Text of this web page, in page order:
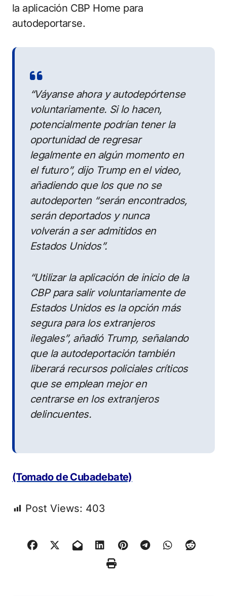
la aplicación CBP Home para
autodeportarse.
“Váyanse ahora y autodepórtense
voluntariamente. Si lo hacen,
potencialmente podrían tener la
oportunidad de regresar
legalmente en algún momento en
el futuro”, dijo Trump en el video,
añadiendo que los que no se
autodeporten “serán encontrados,
serán deportados y nunca
volverán a ser admitidos en
Estados Unidos”.
“Utilizar la aplicación de inicio de la
CBP para salir voluntariamente de
Estados Unidos es la opción más
segura para los extranjeros
ilegales”, añadió Trump, señalando
que la autodeportación también
liberará recursos policiales críticos
que se emplean mejor en
centrarse en los extranjeros
delincuentes.
(Tomado de Cubadebate)
Post Views: 403